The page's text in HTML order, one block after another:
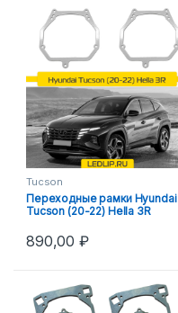
Tucson
Переходные рамки Hyundai
Tucson (20-22) Hella 3R
890,00₽